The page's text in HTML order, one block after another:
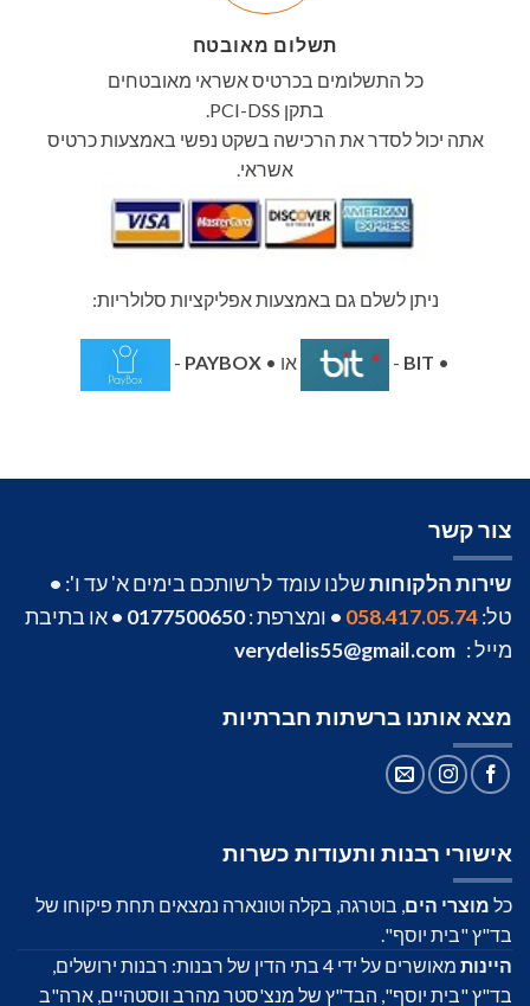
תשלום מאובטח
כל התשלומים בכרטיס אשראי מאובטחים
בתקן PCI-DSS.
אתה יכול לסדר את הרכישה בשקט נפשי באמצעות כרטיס
אשראי.
ניתן לשלם גם באמצעות אפליקציות סלולריות:
•
BIT
- או •PAYBOX
-
צור קשר
שירות הלקוחותשלנו עומד לרשותכם בימים א' עד ו': •
טל:058.417.05.74
• ומצרפת :0177500650
•או בתיבת
מייל : verydelis55@gmail.com
מצא אותנו ברשתות חברתיות
אישורי רבנות ותעודות כשרות
כל מוצרי הים, בוטרגה, בקלה וטונארה נמצאים תחת פיקוחו של
בד"ץ "בית יוסף".
היינות
מאושרים על ידי 4 בתי הדין של רבנות: רבנות ירושלים,
בד"ץ "בית יוסף", הבד"ץ של מנצ'סטר מהרב ווסטהיים, ארה"ב